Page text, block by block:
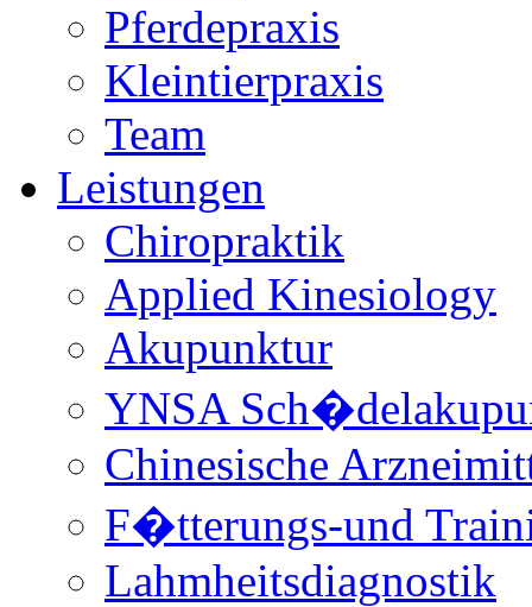
Pferdepraxis
Kleintierpraxis
Team
Leistungen
Chiropraktik
Applied Kinesiology
Akupunktur
YNSA
Chinesische
F�tterungs-und
Lahmheitsdiagnostik